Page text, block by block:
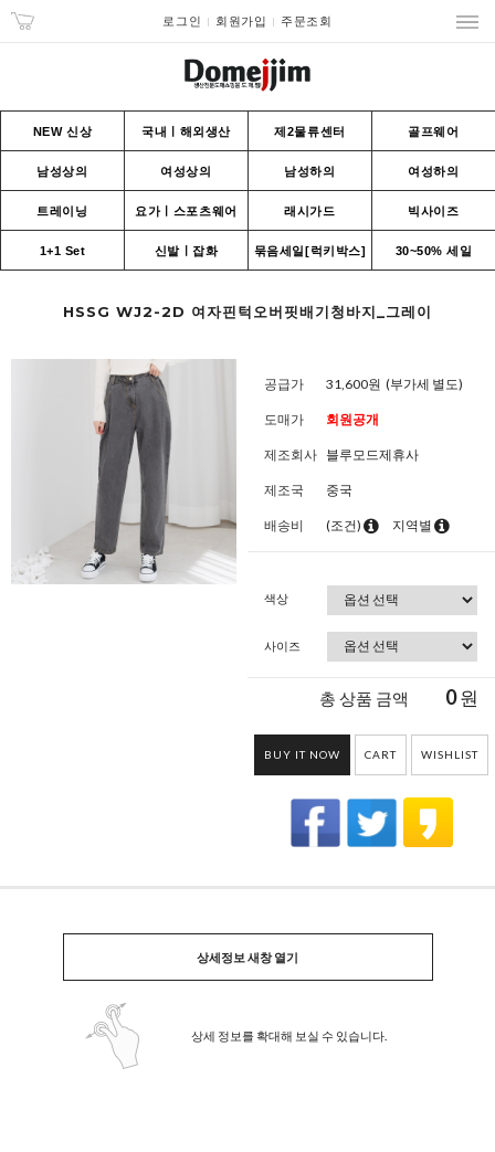
로그인 회원가입 주문조회
NEW 신상 국내ㅣ해외생산 제2물류센터 골프웨어
남성상의 여성상의 남성하의 여성하의
트레이닝 요가ㅣ스포츠웨어 래시가드 빅사이즈
1+1 Set 신발ㅣ잡화 묶음세일[럭키박스] 30~50% 세일
HSSG WJ2-2D 여자핀턱오버핏배기청바지_그레이
공급가 31,600원 (부가세 별도)
도매가 회원공개
제조회사 블루모드제휴사
제조국 중국
배송비 (조건) 지역별
색상
사이즈
총 상품 금액 0원
BUY IT NOW CART WISHLIST
상세정보 새창 열기
상세 정보를 확대해 보실 수 있습니다.